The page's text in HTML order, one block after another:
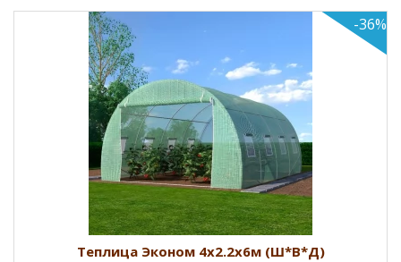
Теплица Эконом 4х2.2х6м (Ш*В*Д)
-36%